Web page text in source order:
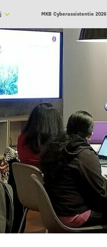
MKB Cyberassistentie 2026